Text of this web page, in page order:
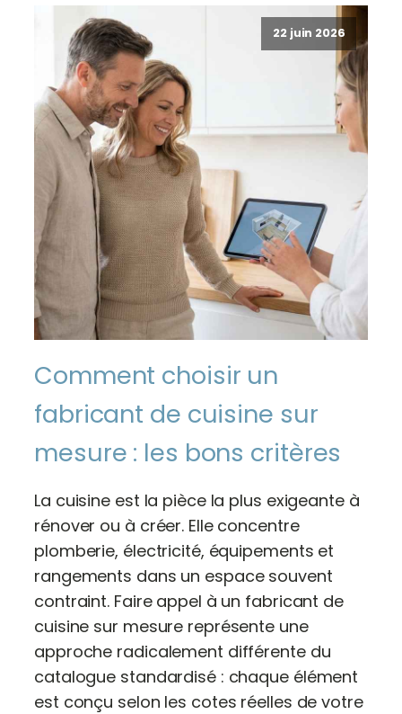
22 juin 2026
Comment choisir un
fabricant de cuisine sur
mesure : les bons critères
La cuisine est la pièce la plus exigeante à
rénover ou à créer. Elle concentre
plomberie, électricité, équipements et
rangements dans un espace souvent
contraint. Faire appel à un fabricant de
cuisine sur mesure représente une
approche radicalement différente du
catalogue standardisé : chaque élément
est conçu selon les cotes réelles de votre